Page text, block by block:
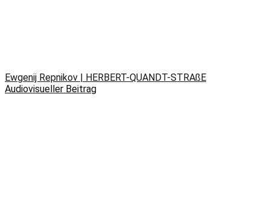
Ewgenij Repnikov | HERBERT-QUANDT-STRAßE
Audiovisueller Beitrag